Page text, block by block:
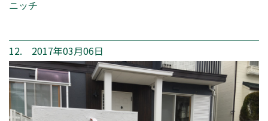
ニッチ
12. 2017年03月06日